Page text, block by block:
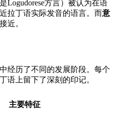
Logudorese方言）被认为在语
拉丁语实际发音的语言。而意
近。
经历了不同的发展阶段。每个
语上留下了深刻的印记。
主要特征